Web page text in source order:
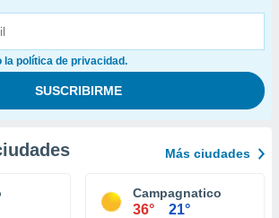
la política de privacidad.
Más ciudades
Campagnatico
36° 21°